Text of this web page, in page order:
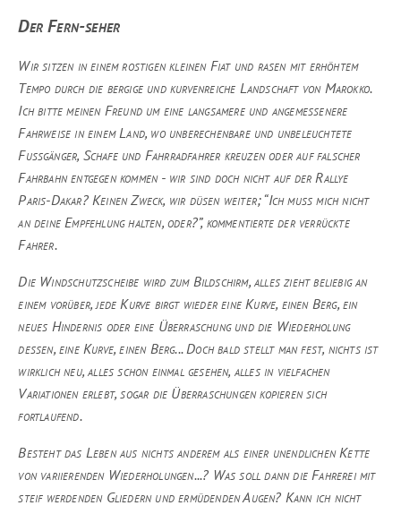
Der Fern-seher
Wir sitzen in einem rostigen kleinen Fiat und rasen mit erhöhtem
Tempo durch die bergige und kurvenreiche Landschaft von Marokko.
Ich bitte meinen Freund um eine langsamere und angemessenere
Fahrweise in einem Land, wo unberechenbare und unbeleuchtete
Fußgänger, Schafe und Fahrradfahrer kreuzen oder auf falscher
Fahrbahn entgegen kommen - wir sind doch nicht auf der Rallye
Paris-Dakar? Keinen Zweck, wir düsen weiter; “Ich muss mich nicht
an deine Empfehlung halten, oder?”, kommentierte der verrückte
Fahrer.
Die Windschutzscheibe wird zum Bildschirm, alles zieht beliebig an
einem vorüber, jede Kurve birgt wieder eine Kurve, einen Berg, ein
neues Hindernis oder eine Überraschung und die Wiederholung
dessen, eine Kurve, einen Berg... Doch bald stellt man fest, nichts ist
wirklich neu, alles schon einmal gesehen, alles in vielfachen
Variationen erlebt, sogar die Überraschungen kopieren sich
fortlaufend.
Besteht das Leben aus nichts anderem als einer unendlichen Kette
von variierenden Wiederholungen...? Was soll dann die Fahrerei mit
steif werdenden Gliedern und ermüdenden Augen? Kann ich nicht